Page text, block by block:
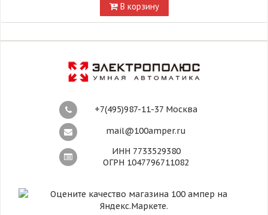
В корзину
+7(495)987-11-37 Москва
mail@100amper.ru
ИНН 7733529380
ОГРН 1047796711082